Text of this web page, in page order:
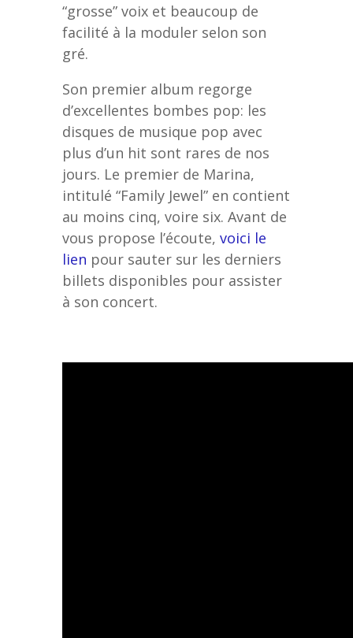
“grosse” voix et beaucoup de
facilité à la moduler selon son
gré.
Son premier album regorge
d’excellentes bombes pop: les
disques de musique pop avec
plus d’un hit sont rares de nos
jours. Le premier de Marina,
intitulé “Family Jewel” en contient
au moins cinq, voire six. Avant de
vous propose l’écoute, voici le
lien pour sauter sur les derniers
billets disponibles pour assister
à son concert.